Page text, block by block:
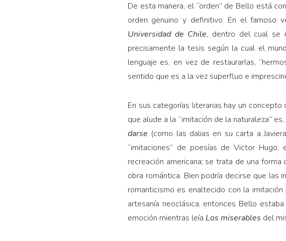
De esta manera, el “orden” de Bello está
orden genuino y definitivo. En el famoso
Universidad de Chile, dentro del cual se
precisamente la tesis según la cual el
lenguaje es, en vez de restaurarlas,
sentido que es a la vez superfluo e
En sus categorías literarias hay un concepto
que alude a la “imitación de la naturaleza”
darse (como las dalias en su carta a
“imitaciones” de poesías de Victor
recreación americana; se trata de una
obra romántica. Bien podría decirse que
romanticismo es enaltecido con la
artesa­nía neoclásica, entonces Bello
emoción mientras leía Los miserables del